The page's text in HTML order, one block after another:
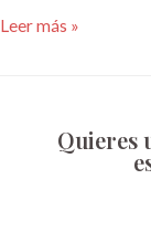
Leer más »
Quieres